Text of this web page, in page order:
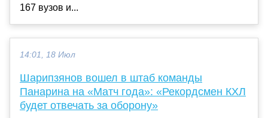
167 вузов и...
14:01, 18 Июл
Шарипзянов вошел в штаб команды
Панарина на «Матч года»: «Рекордсмен КХЛ
будет отвечать за оборону»